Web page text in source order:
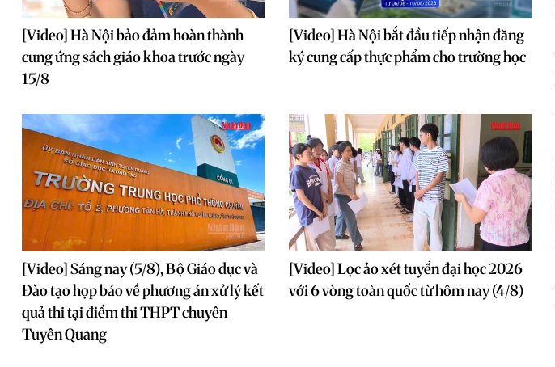
[Video] Hà Nội bảo đảm hoàn thành
cung ứng sách giáo khoa trước ngày
15/8
[Video] Hà Nội bắt đầu tiếp nhận đăng
ký cung cấp thực phẩm cho trường học
[Video] Sáng nay (5/8), Bộ Giáo dục và
Đào tạo họp báo về phương án xử lý kết
quả thi tại điểm thi THPT chuyên
Tuyên Quang
[Video] Lọc ảo xét tuyển đại học 2026
với 6 vòng toàn quốc từ hôm nay (4/8)